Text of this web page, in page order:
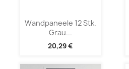
Wandpaneele 12 Stk.
Grau...
20,29 €